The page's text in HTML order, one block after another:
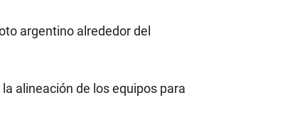
argentino alrededor del
alineación de los equipos para